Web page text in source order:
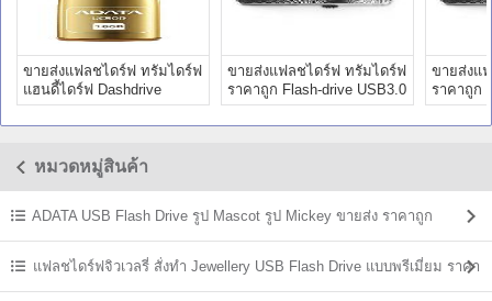
ขายส่งแฟลชไดร์ฟ ทรัมไดร์ฟ
แฮนดี้ไดร์ฟ Dashdrive
Retractable
ขายส่งแฟลชไดร์ฟ ทรัมไดร์ฟ
ราคาถูก Flash-drive USB3.0
Write
ขายส่งแ
ราคาถูก
Write
หมวดหมู่สินค้า
ADATA USB Flash Drive รูป Mascot รูป Mickey ขายส่ง ราคาถูก
แฟลชไดร์ฟจิวเวลรี่ สั่งทำ Jewellery USB Flash Drive แบบพรีเมี่ยม ราคา